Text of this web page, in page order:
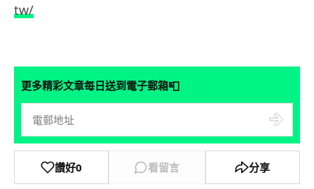
tw/
更多精彩文章每日送到電子郵箱📮
讚好0 看留言 分享